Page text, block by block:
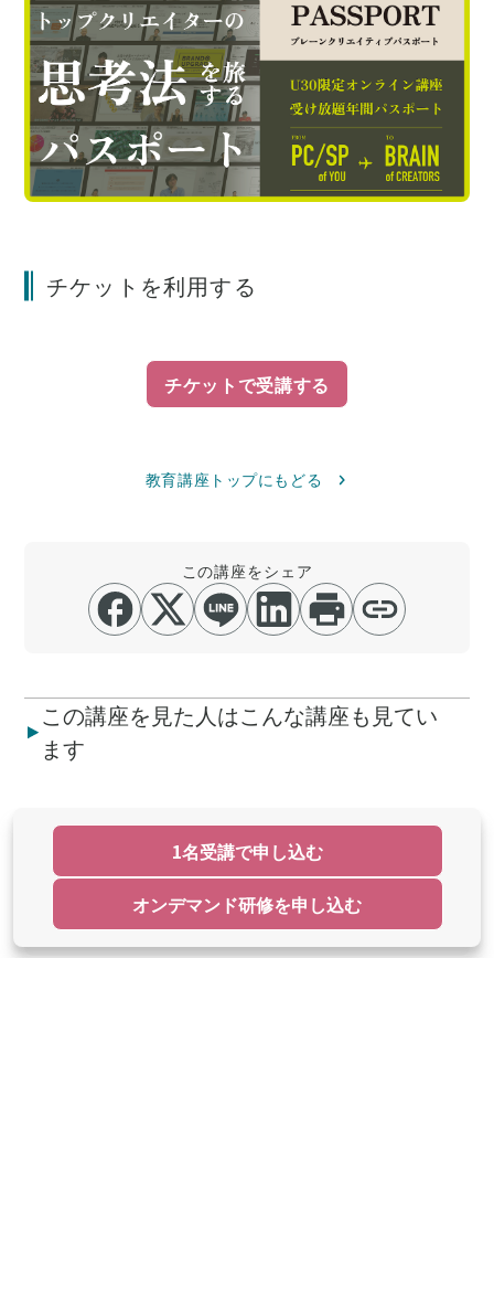
チケットを利用する
チケットで受講する
教育講座トップにもどる
この講座をシェア
この講座を見た人はこんな講座も見てい
ます
MEET US ON
1名受講で申し込む
オンデマンド研修を申し込む